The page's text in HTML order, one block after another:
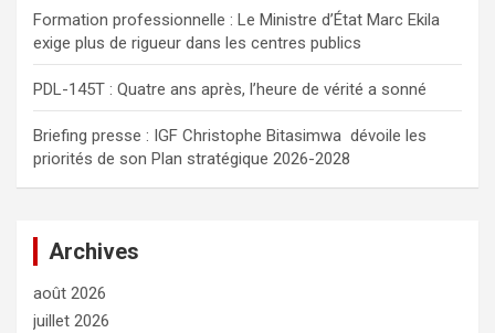
Formation professionnelle : Le Ministre d’État Marc Ekila
exige plus de rigueur dans les centres publics
PDL-145T : Quatre ans après, l’heure de vérité a sonné
Briefing presse : IGF Christophe Bitasimwa dévoile les
priorités de son Plan stratégique 2026-2028
Archives
août 2026
juillet 2026